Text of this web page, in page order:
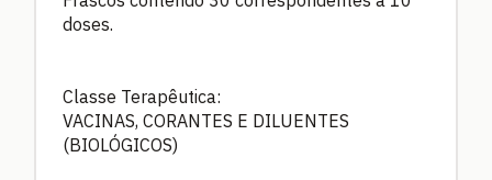
doses.
Classe Terapêutica:
VACINAS, CORANTES E DILUENTES
(BIOLÓGICOS)